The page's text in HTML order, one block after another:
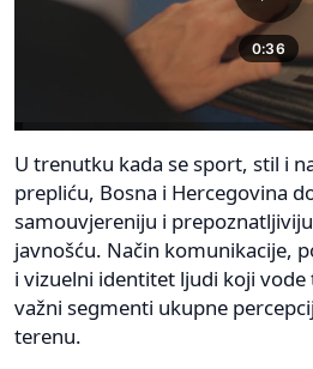
U trenutku kada se sport, stil i
prepliću, Bosna i Hercegovina
samouvjereniju i
javnošću. Način komunikacije,
i vizuelni identitet ljudi koji
važni segmenti ukupne
terenu.